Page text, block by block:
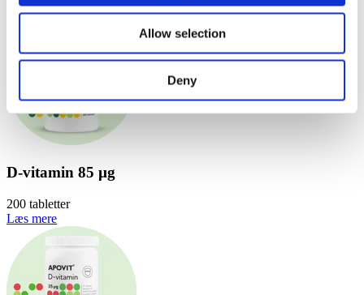
Allow selection
Deny
D-vitamin 85 µg
200 tabletter
Læs mere